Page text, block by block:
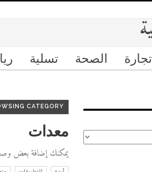
تجارة الصحة تسلية
CATEGORY
معدات
يمكنك إضافة بعض